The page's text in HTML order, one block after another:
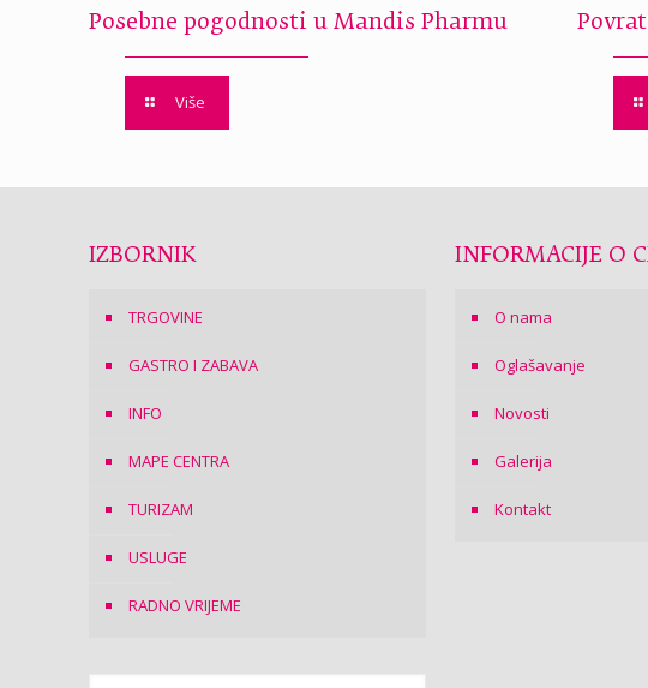
Posebne pogodnosti u Mandis Pharmu
Više
IZBORNIK
TRGOVINE
GASTRO I ZABAVA
INFO
MAPE CENTRA
TURIZAM
USLUGE
RADNO VRIJEME
INFORMACIJE O
O nama
Oglašavanje
Novosti
Galerija
Kontakt